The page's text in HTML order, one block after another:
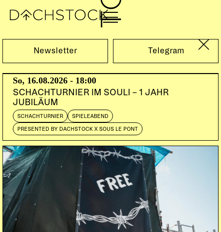
Sa, 08.04.2006
DOORS:22:00
Newsletter Telegram
So, 16.08.2026 - 18:00
SCHACHTURNIER IM SOULI – 1 JAHR
JUBILÄUM
SCHACHTURNIER SPIELEABEND
PRESENTED BY DACHSTOCK X SOUS LE PONT